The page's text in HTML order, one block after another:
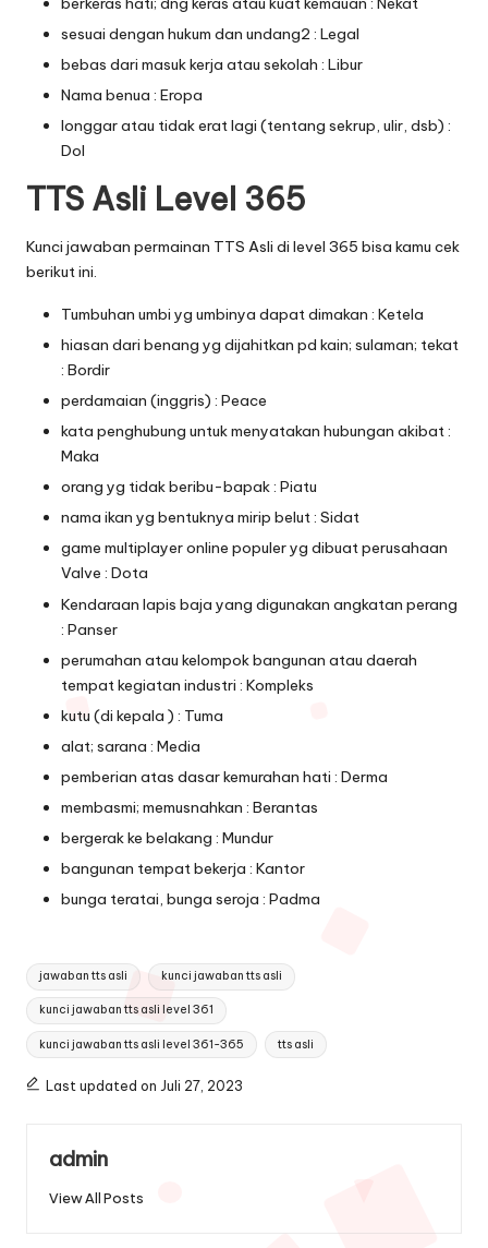
sesuai dengan hukum dan undang2 : Legal
bebas dari masuk kerja atau sekolah : Libur
Nama benua : Eropa
longgar atau tidak erat lagi (tentang sekrup, ulir, dsb) :
Dol
TTS Asli Level 365
Kunci jawaban permainan TTS Asli di level 365 bisa kamu cek
berikut ini.
Tumbuhan umbi yg umbinya dapat dimakan : Ketela
hiasan dari benang yg dijahitkan pd kain; sulaman; tekat
: Bordir
perdamaian (inggris) : Peace
kata penghubung untuk menyatakan hubungan akibat :
Maka
orang yg tidak beribu-bapak : Piatu
nama ikan yg bentuknya mirip belut : Sidat
game multiplayer online populer yg dibuat perusahaan
Valve : Dota
Kendaraan lapis baja yang digunakan angkatan perang
: Panser
perumahan atau kelompok bangunan atau daerah
tempat kegiatan industri : Kompleks
kutu (di kepala ) : Tuma
alat; sarana : Media
pemberian atas dasar kemurahan hati : Derma
membasmi; memusnahkan : Berantas
bergerak ke belakang : Mundur
bangunan tempat bekerja : Kantor
bunga teratai, bunga seroja : Padma
Tags:
jawaban tts asli kunci jawaban tts asli
kunci jawaban tts asli level 361
kunci jawaban tts asli level 361-365 tts asli
Last updated on Juli 27, 2023
admin
View All Posts